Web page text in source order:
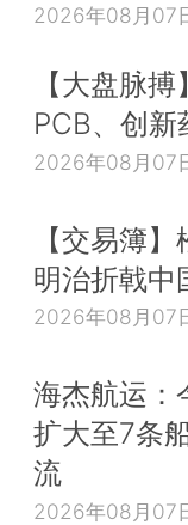
2026年08月07
【大盘脉
PCB、创新
2026年08月07
【交易簿
明治折戟中
2026年08月07
海杰航运：
扩大至7条
流
2026年08月07